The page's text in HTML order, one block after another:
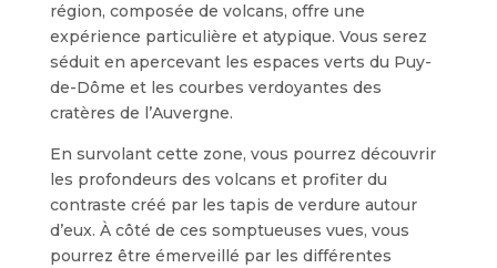
région, composée de volcans, offre une
expérience particulière et atypique. Vous serez
séduit en apercevant les espaces verts du Puy-
de-Dôme et les courbes verdoyantes des
cratères de l’Auvergne.
En survolant cette zone, vous pourrez découvrir
les profondeurs des volcans et profiter du
contraste créé par les tapis de verdure autour
d’eux. À côté de ces somptueuses vues, vous
pourrez être émerveillé par les différentes